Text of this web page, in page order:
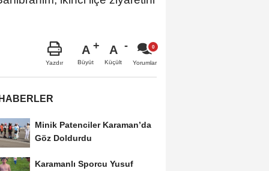
Yazdır
A
Büyüt
A
Küçült Yorumlar
Minik Patenciler Karaman’da
Göz Doldurdu
Karamanlı Sporcu Yusuf